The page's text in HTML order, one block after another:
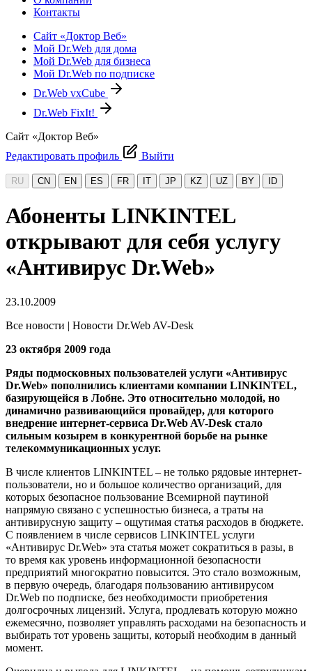
Контакты
Сайт «Доктор Веб»
Мой Dr.Web для дома
Мой Dr.Web для бизнеса
Мой Dr.Web по подписке
Dr.Web vxCube
Dr.Web FixIt!
Сайт «Доктор Веб»
Редактировать профиль
Выйти
RU CN EN ES FR IT JP KZ UZ BY ID
Абоненты LINKINTEL
открывают для себя услугу
«Антивирус Dr.Web»
23.10.2009
Все новости | Новости Dr.Web AV-Desk
23 октября 2009 года
Ряды подмосковных пользователей услуги «Антивирус
Dr.Web» пополнились клиентами компании LINKINTEL,
базирующейся в Лобне. Это относительно молодой, но
динамично развивающийся провайдер, для которого
внедрение интернет-сервиса Dr.Web AV-Desk стало
сильным козырем в конкурентной борьбе на рынке
телекоммуникационных услуг.
В числе клиентов LINKINTEL – не только рядовые интернет-
пользователи, но и большое количество организаций, для
которых безопасное пользование Всемирной паутиной
напрямую связано с успешностью бизнеса, а траты на
антивирусную защиту – ощутимая статья расходов в бюджете.
С появлением в числе сервисов LINKINTEL услуги
«Антивирус Dr.Web» эта статья может сократиться в разы, в
то время как уровень информационной безопасности
предприятий многократно повысится. Это стало возможным,
в первую очередь, благодаря пользованию антивирусом
Dr.Web по подписке, без необходимости приобретения
долгосрочных лицензий. Услуга, продлевать которую можно
ежемесячно, позволяет управлять расходами на безопасность и
выбирать тот уровень защиты, который необходим в данный
момент.